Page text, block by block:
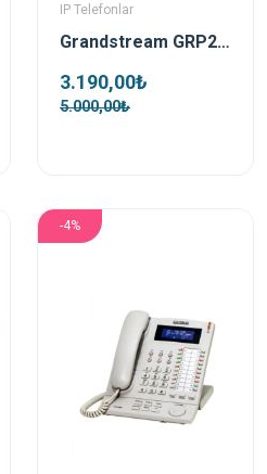
IP Telefonlar
Grandstream GRP2604 Ip Telefon
3.190,00₺
5.000,00₺
-4%